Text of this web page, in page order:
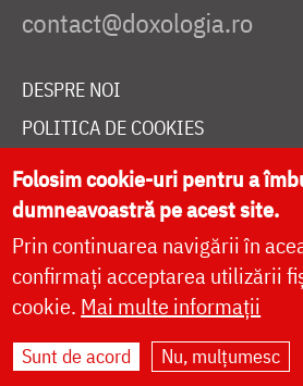
DESPRE NOI
POLITICA DE COOKIES
DONEAZĂ ONLINE PENTRU
LIVE
Site dezvoltat de
Folosim cookie-uri pentru a
dumneavoastră pe acest site.
Prin continuarea navigării în
confirmați acceptarea utilizării
cookie. Mai multe informații
Sunt de acord Nu, mulțumesc